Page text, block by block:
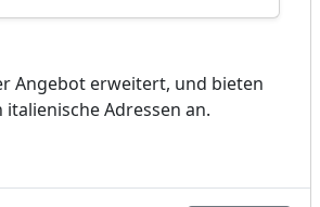
Angebot erweitert, und bieten
Adressen an.